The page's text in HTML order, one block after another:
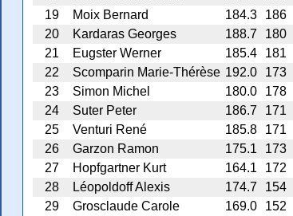
19
Moix Bernard 184.3 186
20
Kardaras Georges 188.7 180
21
Eugster Werner 185.4 181
22
Scomparin Marie-Thérèse 192.0 173
23
Simon Michel 180.0 178
24
Suter Peter 186.7 171
25
Venturi René 185.8 171
26
Garzon Ramon 175.1 173
27
Hopfgartner Kurt 164.1 172
28
Léopoldoff Alexis 174.7 154
29
Grosclaude Carole 169.0 152